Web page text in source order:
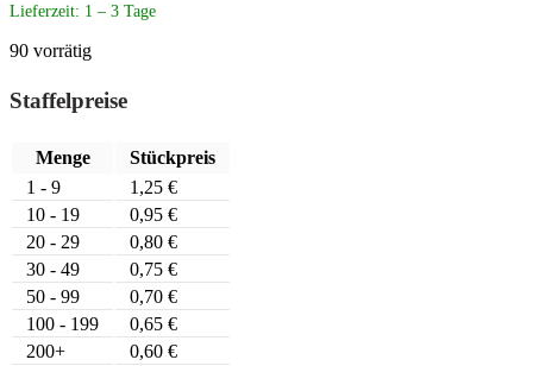
Lieferzeit: 1 – 3 Tage
90 vorrätig
Staffelpreise
Menge
Stückpreis
1 - 9
1,25 €
10 - 19
0,95 €
20 - 29
0,80 €
30 - 49
0,75 €
50 - 99
0,70 €
100 - 199
0,65 €
200+
0,60 €